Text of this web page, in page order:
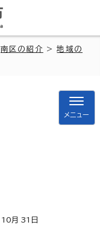
南区の紹介 >地域の
メニュー
10月 31 日